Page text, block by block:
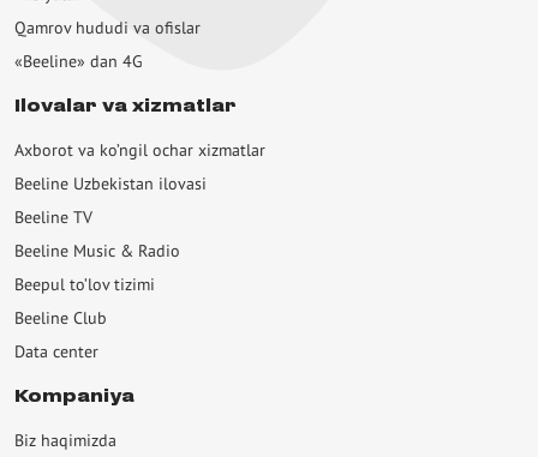
Music & Radio
Visa
Пресса
Kiosk
Footbal
Qamrov hududi va ofislar
«Beeline» dan 4G
Ilovalar va xizmatlar
Axborot va ko’ngil ochar xizmatlar
Beeline Uzbekistan ilovasi
Beeline TV
Beeline Music & Radio
Beepul to’lov tizimi
Beeline Club
Data center
Kompaniya
Biz haqimizda